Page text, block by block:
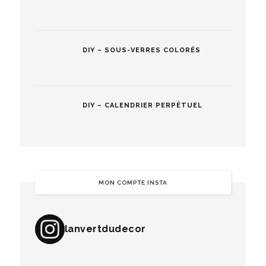
DIY – SOUS-VERRES COLORÉS
DIY – CALENDRIER PERPÉTUEL
MON COMPTE INSTA
lanvertdudecor